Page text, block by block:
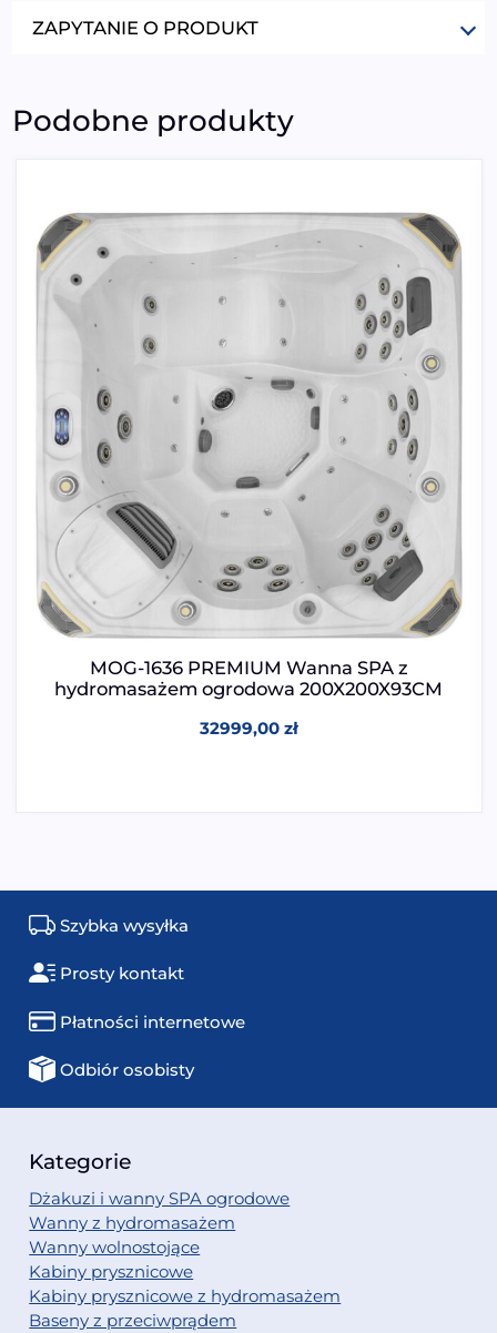
ZAPYTANIE O PRODUKT
Podobne produkty
MOG-1636 PREMIUM Wanna SPA z
hydromasażem ogrodowa 200X200X93CM
32999,00 zł
Szybka wysyłka
Prosty kontakt
Płatności internetowe
Odbiór osobisty
Kategorie
Dżakuzi i wanny SPA ogrodowe
Wanny z hydromasażem
Wanny wolnostojące
Kabiny prysznicowe
Kabiny prysznicowe z hydromasażem
Baseny z przeciwprądem